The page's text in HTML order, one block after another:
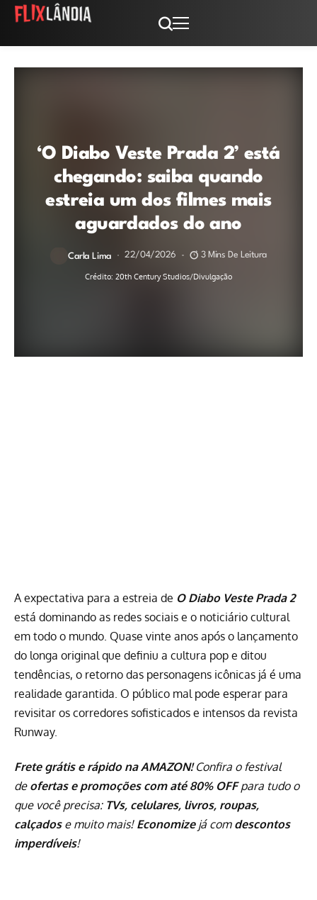
‘O Diabo Veste Prada 2’ está
chegando: saiba quando
estreia um dos filmes mais
aguardados do ano
Carla Lima 22/04/2026 3 Mins De Leitura
Crédito: 20th Century Studios/Divulgação
A expectativa para a estreia de O Diabo Veste Prada 2
está dominando as redes sociais e o noticiário cultural
em todo o mundo. Quase vinte anos após o lançamento
do longa original que definiu a cultura pop e ditou
tendências, o retorno das personagens icônicas já é uma
realidade garantida. O público mal pode esperar para
revisitar os corredores sofisticados e intensos da revista
Runway.
Frete grátis e rápido na AMAZON!Confira o festival
de ofertas e promoções com até 80% OFFpara tudo o
que você precisa: TVs, celulares, livros, roupas,
calçadose muito mais! Economizejá com descontos
imperdíveis!